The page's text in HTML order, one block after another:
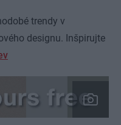
trendy v
designu. Inšpirujte